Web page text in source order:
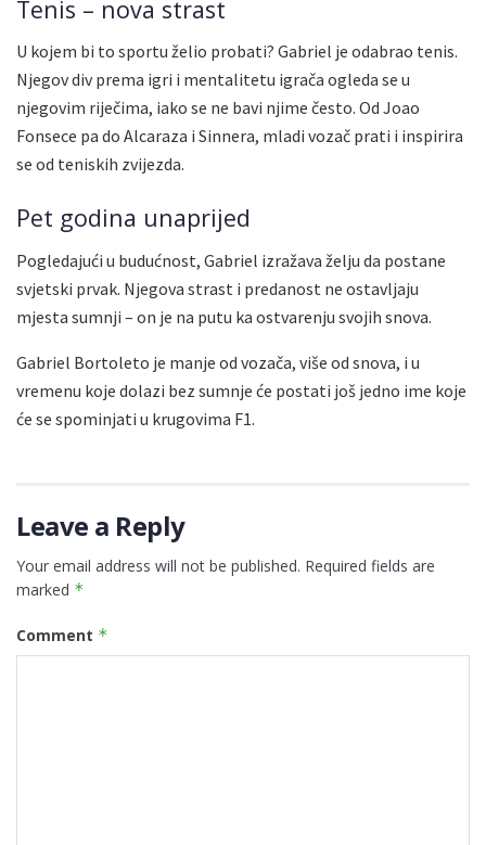
Tenis – nova strast
U kojem bi to sportu želio probati? Gabriel je odabrao tenis.
Njegov div prema igri i mentalitetu igrača ogleda se u
njegovim riječima, iako se ne bavi njime često. Od Joao
Fonsece pa do Alcaraza i Sinnera, mladi vozač prati i inspirira
se od teniskih zvijezda.
Pet godina unaprijed
Pogledajući u budućnost, Gabriel izražava želju da postane
svjetski prvak. Njegova strast i predanost ne ostavljaju
mjesta sumnji – on je na putu ka ostvarenju svojih snova.
Gabriel Bortoleto je manje od vozača, više od snova, i u
vremenu koje dolazi bez sumnje će postati još jedno ime koje
će se spominjati u krugovima F1.
Leave a Reply
Your email address will not be published. Required fields are
marked *
Comment *